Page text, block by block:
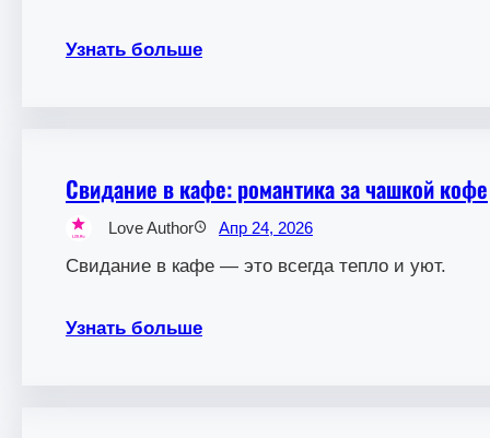
Узнать больше
Свидание в кафе: романтика за чашкой кофе
Love Author Апр 24, 2026
Свидание в кафе — это всегда тепло и уют.
Узнать больше